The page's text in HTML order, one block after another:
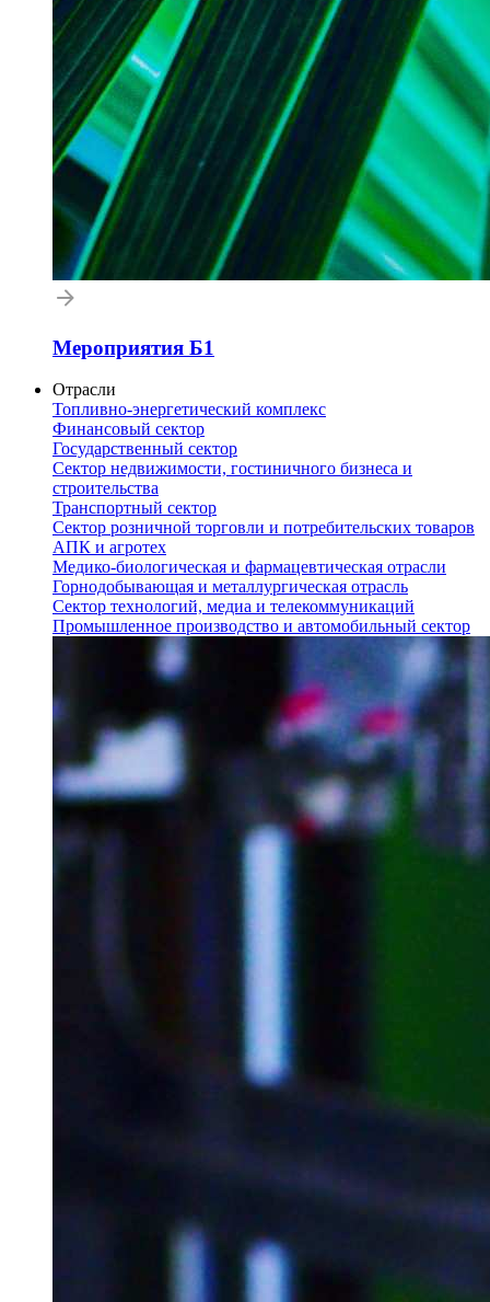
Мероприятия Б1
Отрасли
Топливно-энергетический комплекс
Финансовый сектор
Государственный сектор
Сектор недвижимости, гостиничного бизнеса и
строительства
Транспортный сектор
Сектор розничной торговли и потребительских товаров
АПК и агротех
Медико-биологическая и фармацевтическая отрасли
Горнодобывающая и металлургическая отрасль
Сектор технологий, медиа и телекоммуникаций
Промышленное производство и автомобильный сектор